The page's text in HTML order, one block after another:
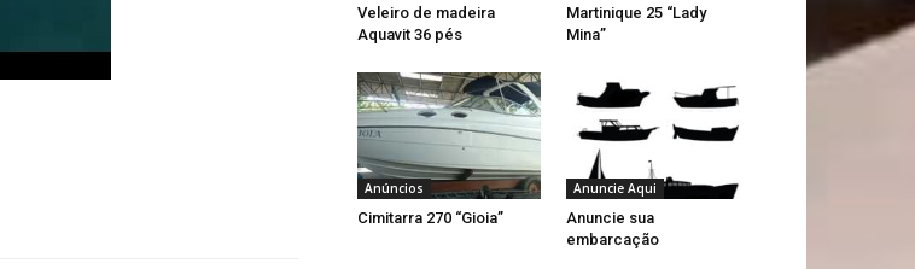
Veleiro de madeira
Aquavit 36 pés
Martinique 25 “Lady
Mina”
Anúncios
Cimitarra 270 “Gioia”
Anuncie Aqui
Anuncie sua
embarcação